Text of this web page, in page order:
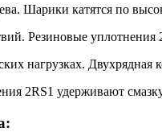
Шарики катятся по
Резиновые
нагрузках.
2RS1 удерживают